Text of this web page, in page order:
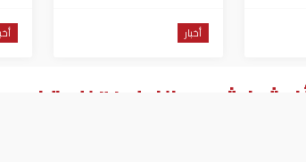
للاستيلاء على
أخبار
شعب النيلين"